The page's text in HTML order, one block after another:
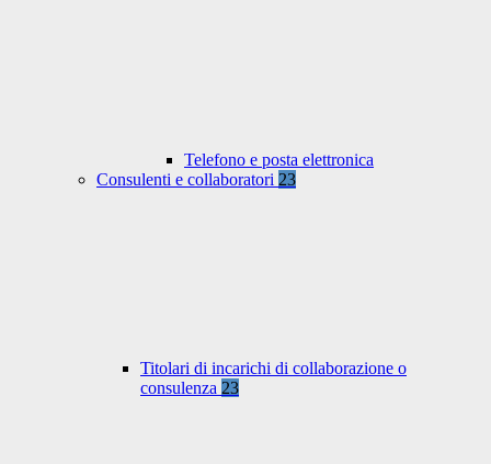
Telefono e posta elettronica
Consulenti e collaboratori 23
Titolari di incarichi di collaborazione o
consulenza 23